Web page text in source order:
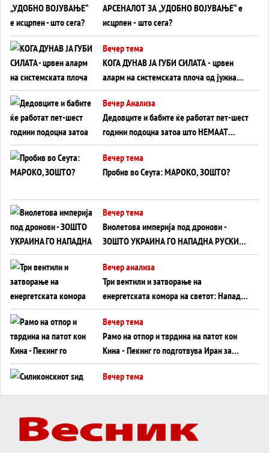
АРСЕНАЛОТ ЗА „УДОБНО ВОЈУВАЊЕ“ е
исцрпен - што сега?
Вечер тема
КОГА ДУНАВ ЈА ГУБИ СИЛАТА - црвен
аларм на системската плоча од јужна
Германија до Црното Море...
Вечер Анализа
Дедовците и бабите ќе работат пет-шест
години подоцна затоа што НЕМААТ
ВНУЦИ ДА ГИ ЗАМЕНАТ
Вечер тема
Пробив во Сеута: МАРОКО, ЗОШТО?
Вечер тема
Виолетова империја под дронови -
ЗОШТО УКРАИНА ГО НАПАДНА РУСКИОТ
WILDBERRIES
Вечер анализа
Три вентили и затворање на
енергетската комора на светот: Нападот
во Суец најавува глобален енергетски
инфаркт?
Вечер тема
Рамо на отпор и тврдина на патот кон
Кина - Пекинг го подготвува Иран за
американска копнена инвазија
Вечер тема
Вечер тема
Трамп тврди дека повторно „разговара“